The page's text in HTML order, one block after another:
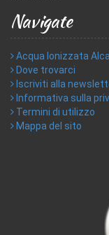
Navigate
Acqua Ionizzata
Dove trovarci
Iscriviti alla
Informativa sulla
Termini di utilizzo
Mappa del sito